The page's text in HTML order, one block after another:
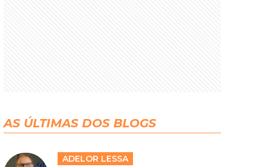
AS ÚLTIMAS DOS BLOGS
ADELOR LESSA